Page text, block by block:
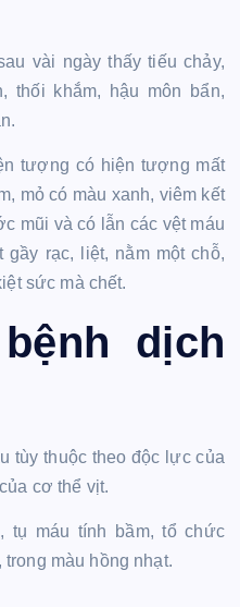
vài ngày thấy tiếu chảy,
thối khắm, hậu môn bẩn,
tượng có hiện tượng mất
mỏ có màu xanh, viêm kết
mũi và có lẫn các vệt máu
rạc, liệt, nằm một chỗ,
sức mà chết.
dịch
tùy thuộc theo độc lực của
cơ thể vịt.
tụ máu tính bầm, tổ chức
màu hồng nhạt.